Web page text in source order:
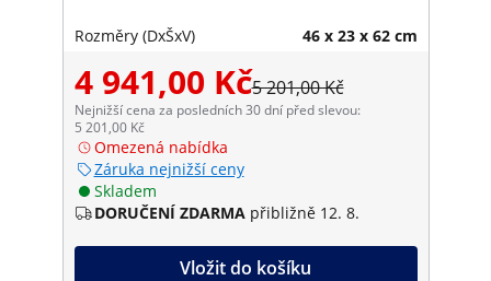
Rozměry (DxŠxV) 46 x 23 x 62 cm
4 941,00 Kč5 201,00 Kč
Nejnižší cena za posledních 30 dní před slevou:
5 201,00 Kč
Omezená nabídka
Záruka nejnižší ceny
Skladem
DORUČENÍ ZDARMA přibližně 12. 8.
Vložit do košíku